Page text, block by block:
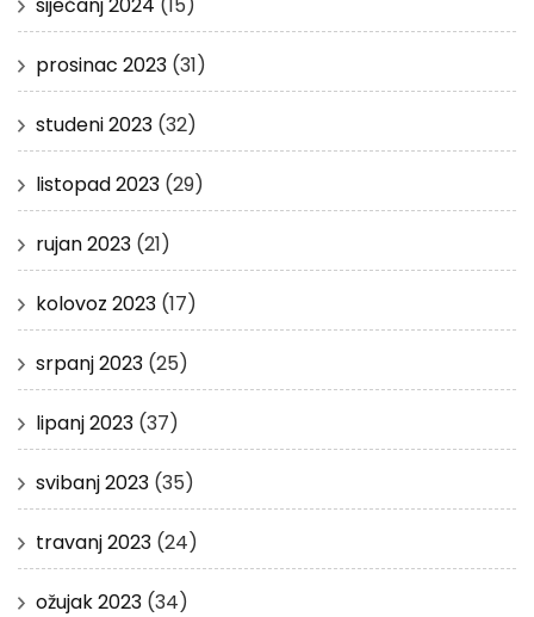
prosinac 2023 (31)
studeni 2023 (32)
listopad 2023 (29)
rujan 2023 (21)
kolovoz 2023 (17)
srpanj 2023 (25)
lipanj 2023 (37)
svibanj 2023 (35)
travanj 2023 (24)
ožujak 2023 (34)